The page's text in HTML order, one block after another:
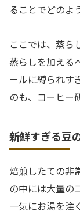
ることでどのよ
ここでは、蒸ら
蒸らしを加える
ールに縛られす
のも、コーヒー
新鮮すぎる豆
焙煎したての非
の中には大量の
一気にお湯を注